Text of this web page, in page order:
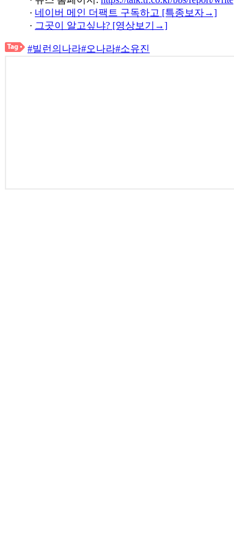
· 네이버 메인 더팩트 구독하고 [특종보자→]
· 그곳이 알고싶냐? [영상보기→]
#빌런의나라#오나라#소유진